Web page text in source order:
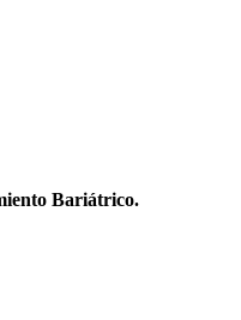
Bariátrico.